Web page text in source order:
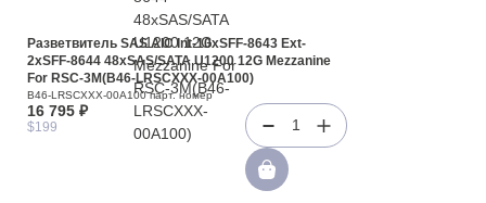
Разветвитель SAS AIC Int-10xSFF-8643 Ext-
2xSFF-8644 48xSAS/SATA U1200 12G Mezzanine
For RSC-3M(B46-LRSCXXX-00A100)
B46-LRSCXXX-00A100 парт. номер
16 795 ₽
$199 1